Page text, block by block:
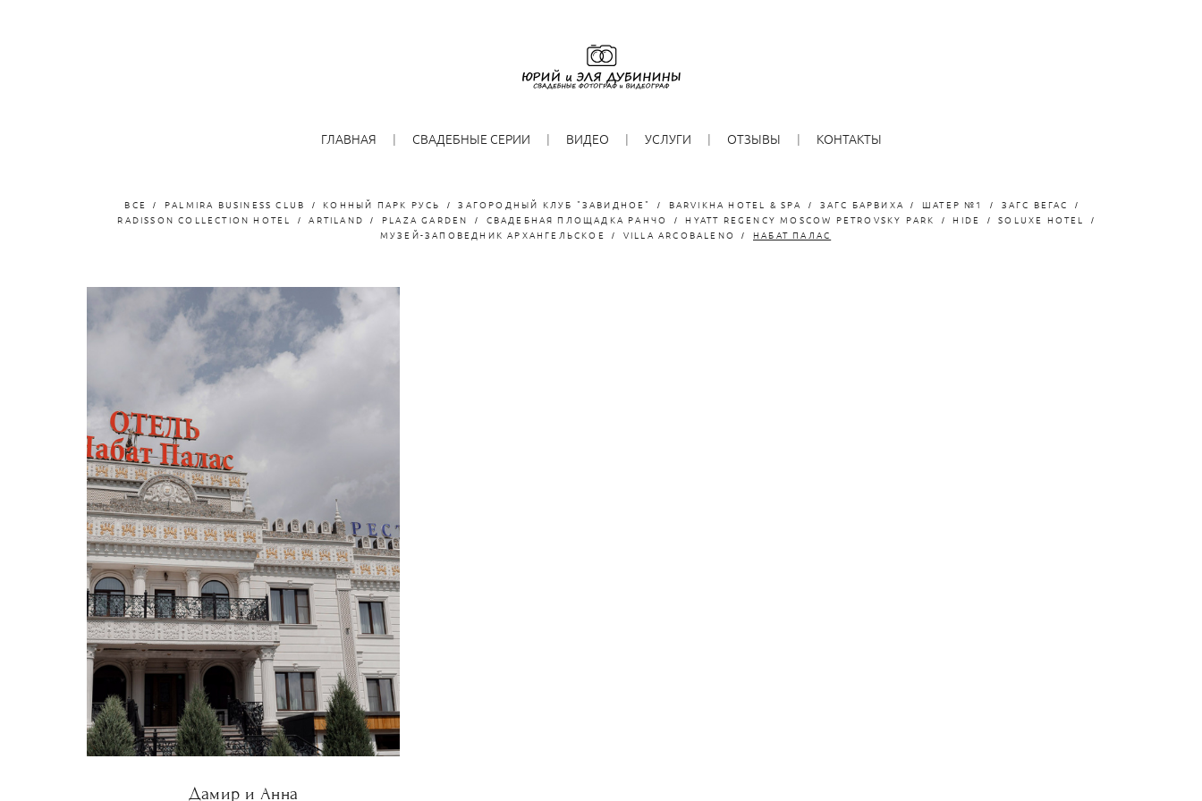
ГЛАВНАЯ СВАДЕБНЫЕ СЕРИИ ВИДЕО УСЛУГИ ОТЗЫВЫ КОНТАКТЫ
ВСЕ PALMIRA BUSINESS CLUB КОННЫЙ ПАРК РУСЬ ЗАГОРОДНЫЙ КЛУБ "ЗАВИДНОЕ" BARVIKHA HOTEL & SPA ЗАГС БАРВИХА ШАТЕР №1
ЗАГС ВЕГАС
RADISSON COLLECTION HOTEL
ARTILAND PLAZA GARDEN СВАДЕБНАЯ ПЛОЩАДКА РАНЧО HYATT REGENCY MOSCOW PETROVSKY PARK HIDE
SOLUXE HOTEL
МУЗЕЙ-ЗАПОВЕДНИК АРХАНГЕЛЬСКОЕ
VILLA ARCOBALENO НАБАТ ПАЛАС
Дамир и Анна